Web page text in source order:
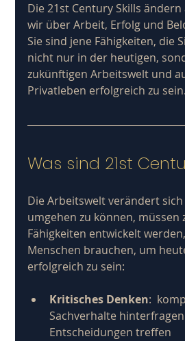
Die 21st Century Skills ändern
wir über Arbeit, Erfolg und
Sie sind jene Fähigkeiten, die
nicht nur in der heutigen,
zukünftigen Arbeitswelt und
Privatleben erfolgreich zu sein.
Was sind 21st
Die Arbeitswelt verändert
umgehen zu können, müssen
Fähigkeiten entwickelt
Menschen brauchen, um
erfolgreich zu sein:
Kritisches Denken:
Sachverhalte
Entscheidungen treffen